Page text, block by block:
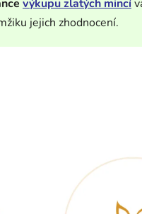
výkupu zlatých mincí
jejich zhodnocení.